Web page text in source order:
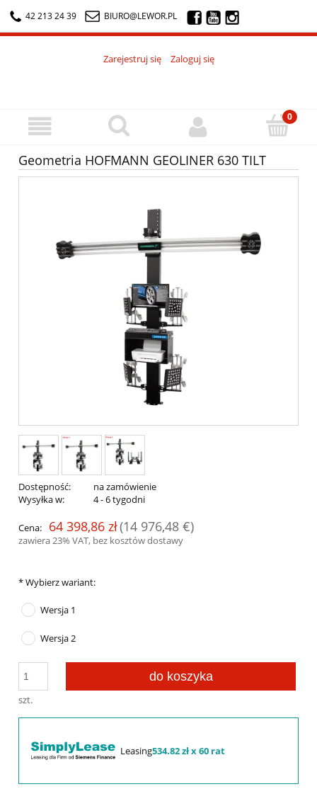
42 213 24 39 BIURO@LEWOR.PL
Zarejestruj się Zaloguj się
Geometria HOFMANN GEOLINER 630 TILT
Dostępność:
na zamówienie
Wysyłka w:
4 - 6 tygodni
Cena: 64 398,86 zł(14 976,48 €)
zawiera 23% VAT, bez kosztów dostawy
*Wybierz wariant:
Wersja 1
Wersja 2
szt.
do koszyka
Leasing534.82 zł x 60 rat